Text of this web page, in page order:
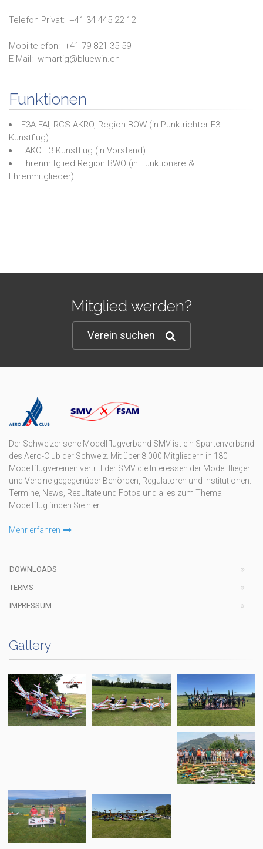
Telefon Privat: +41 34 445 22 12
Mobiltelefon: +41 79 821 35 59
E-Mail: wmartig@bluewin.ch
Funktionen
F3A FAI, RCS AKRO, Region BOW (in Punktrichter F3
Kunstflug)
FAKO F3 Kunstflug (in Vorstand)
Ehrenmitglied Region BWO (in Funktionäre &
Ehrenmitglieder)
Mitglied werden?
Verein suchen
Der Schweizerische Modellflugverband SMV ist ein Spartenverband
des Aero-Club der Schweiz. Mit über 8'000 Mitgliedern in 180
Modellflugvereinen vertritt der SMV die Interessen der Modellflieger
und Vereine gegegenüber Behörden, Regulatoren und Institutionen.
Termine, News, Resultate und Fotos und alles zum Thema
Modellflug finden Sie hier.
Mehr erfahren
DOWNLOADS
TERMS
IMPRESSUM
Gallery